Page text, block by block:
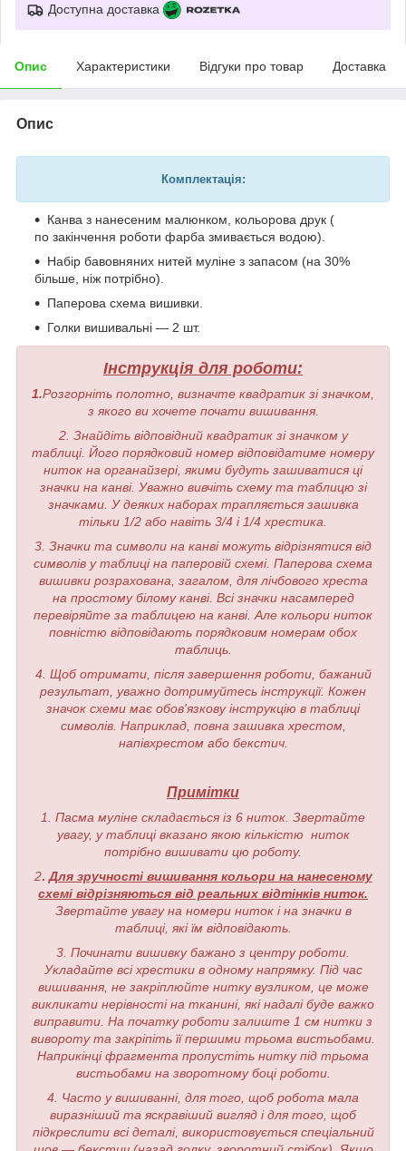
Доступна доставка
Опис Характеристики Відгуки про товар Доставка
Опис
Комплектація:
Канва з нанесеним малюнком, кольорова друк (
по закінчення роботи фарба змивається водою).
Набір бавовняних нитей муліне з запасом (на 30%
більше, ніж потрібно).
Паперова схема вишивки.
Голки вишивальні — 2 шт.
Інструкція для роботи:
1.Розгорніть полотно, визначте квадратик зі значком,
з якого ви хочете почати вишивання.
2. Знайдіть відповідний квадратик зі значком у
таблиці. Його порядковий номер відповідатиме номеру
ниток на органайзері, якими будуть зашиватися ці
значки на канві. Уважно вивчіть схему та таблицю зі
значками. У деяких наборах трапляється зашивка
тільки 1/2 або навіть 3/4 і 1/4 хрестика.
3. Значки та символи на канві можуть відрізнятися від
символів у таблиці на паперовій схемі. Паперова схема
вишивки розрахована, загалом, для лічбового хреста
на простому білому канві. Всі значки насамперед
перевіряйте за таблицею на канві. Але кольори ниток
повністю відповідають порядковим номерам обох
таблиць.
4. Щоб отримати, після завершення роботи, бажаний
результат, уважно дотримуйтесь інструкції. Кожен
значок схеми має обов'язкову інструкцію в таблиці
символів. Наприклад, повна зашивка хрестом,
напівхрестом або бекстич.
Примітки
1. Пасма муліне складається із 6 ниток. Звертайте
увагу, у таблиці вказано якою кількістю ниток
потрібно вишивати цю роботу.
2. Для зручності вишивання кольори на нанесеному
схемі відрізняються від реальних відтінків ниток.
Звертайте увагу на номери ниток і на значки в
таблиці, які їм відповідають.
3. Починати вишивку бажано з центру роботи.
Укладайте всі хрестики в одному напрямку. Під час
вишивання, не закріплюйте нитку вузликом, це може
викликати нерівності на тканині, які надалі буде важко
виправити. На початку роботи залиште 1 см нитки з
вивороту та закріпіть її першими трьома вистьобами.
Наприкінці фрагмента пропустіть нитку під трьома
вистьобами на зворотному боці роботи.
4. Часто у вишиванні, для того, щоб робота мала
виразніший та яскравіший вигляд і для того, щоб
підкреслити всі деталі, використовується спеціальний